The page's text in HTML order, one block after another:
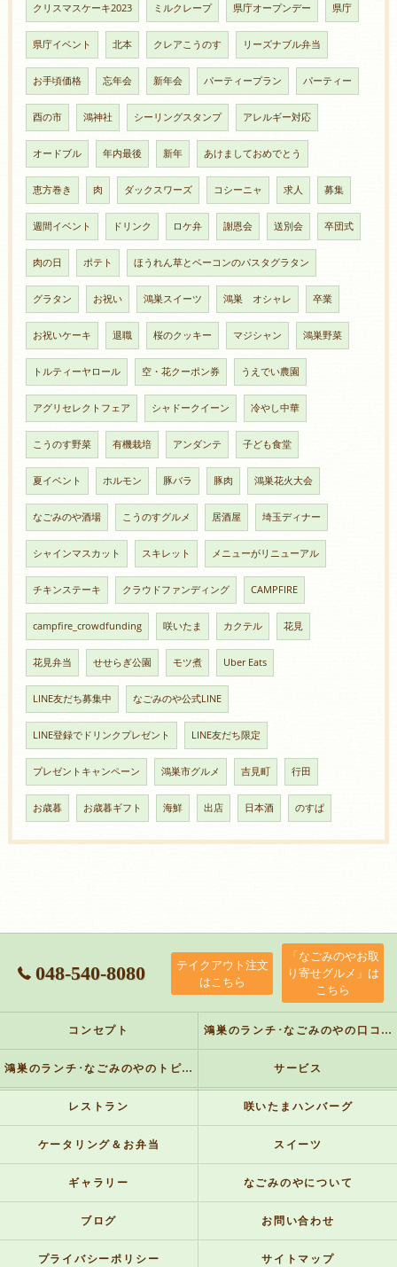
クリスマスケーキ2023 ミルクレープ 県庁オープンデー 県庁
県庁イベント 北本 クレアこうのす リーズナブル弁当
お手頃価格 忘年会 新年会 パーティープラン パーティー
酉の市 鴻神社 シーリングスタンプ アレルギー対応
オードブル 年内最後 新年 あけましておめでとう
恵方巻き 肉 ダックスワーズ コシーニャ 求人 募集
週間イベント ドリンク ロケ弁 謝恩会 送別会 卒団式
肉の日 ポテト ほうれん草とベーコンのパスタグラタン
グラタン お祝い 鴻巣スイーツ 鴻巣 オシャレ 卒業
お祝いケーキ 退職 桜のクッキー マジシャン 鴻巣野菜
トルティーヤロール 空・花クーポン券 うえでい農園
アグリセレクトフェア シャドークイーン 冷やし中華
こうのす野菜 有機栽培 アンダンテ 子ども食堂
夏イベント ホルモン 豚バラ 豚肉 鴻巣花火大会
なごみのや酒場 こうのすグルメ 居酒屋 埼玉ディナー
シャインマスカット スキレット メニューがリニューアル
チキンステーキ クラウドファンディング CAMPFIRE
campfire_crowdfunding 咲いたま カクテル 花見
花見弁当 せせらぎ公園 モツ煮 Uber Eats
LINE友だち募集中 なごみのや公式LINE
LINE登録でドリンクプレゼント LINE友だち限定
プレゼントキャンペーン 鴻巣市グルメ 吉見町 行田
お歳暮 お歳暮ギフト 海鮮 出店 日本酒 のすぱ
048-540-8080
テイクアウト注文
はこちら
「なごみのやお取
り寄せグルメ」は
こちら
コンセプト 鴻巣のランチ･なごみのやの口コミ情報
鴻巣のランチ･なごみのやのトピックス サービス
レストラン 咲いたまハンバーグ
ケータリング＆お弁当 スイーツ
ギャラリー なごみのやについて
ブログ お問い合わせ
プライバシーポリシー サイトマップ